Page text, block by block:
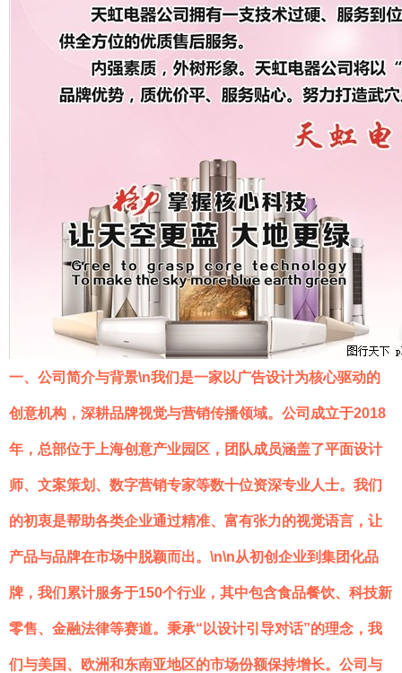
一、公司简介与背景\n我们是一家以广告设计为核心驱动的
创意机构，深耕品牌视觉与营销传播领域。公司成立于2018
年，总部位于上海创意产业园区，团队成员涵盖了平面设计
师、文案策划、数字营销专家等数十位资深专业人士。我们
的初衷是帮助各类企业通过精准、富有张力的视觉语言，让
产品与品牌在市场中脱颖而出。\n\n从初创企业到集团化品
牌，我们累计服务于150个行业，其中包含食品餐饮、科技新
零售、金融法律等赛道。秉承“以设计引导对话”的理念，我
们与美国、欧洲和东南亚地区的市场份额保持增长。公司与